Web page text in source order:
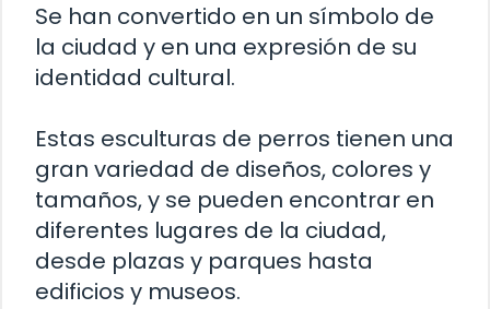
Se han convertido en un símbolo de
la ciudad y en una expresión de su
identidad cultural.
Estas esculturas de perros tienen una
gran variedad de diseños, colores y
tamaños, y se pueden encontrar en
diferentes lugares de la ciudad,
desde plazas y parques hasta
edificios y museos.